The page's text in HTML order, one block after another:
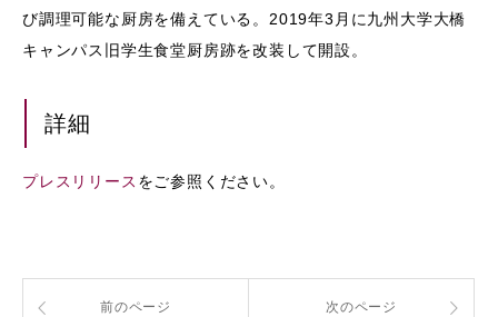
び調理可能な厨房を備えている。2019年3月に九州大学大橋
キャンパス旧学生食堂厨房跡を改装して開設。
詳細
プレスリリース をご参照ください。
前のページ 次のページ